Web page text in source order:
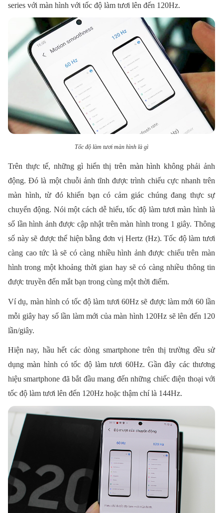
series với màn hình với tốc độ làm tươi lên đến 120Hz.
Tốc độ làm tươi màn hình là gì
Trên thực tế, những gì hiển thị trên màn hình không phải ảnh
động. Đó là một chuỗi ảnh tĩnh được trình chiếu cực nhanh trên
màn hình, từ đó khiến bạn có cảm giác chúng đang thực sự
chuyển động. Nói một cách dễ hiểu, tốc độ làm tươi màn hình là
số lần hình ảnh được cập nhật trên màn hình trong 1 giây. Thông
số này sẽ được thể hiện bằng đơn vị Hertz (Hz). Tốc độ làm tươi
càng cao tức là sẽ có càng nhiều hình ảnh được chiếu trên màn
hình trong một khoảng thời gian hay sẽ có càng nhiều thông tin
được truyền đến mắt bạn trong cùng một thời điểm.
Ví dụ, màn hình có tốc độ làm tươi 60Hz sẽ được làm mới 60 lần
mỗi giây hay số lần làm mới của màn hình 120Hz sẽ lên đến 120
lần/giây.
Hiện nay, hầu hết các dòng smartphone trên thị trường đều sử
dụng màn hình có tốc độ làm tươi 60Hz. Gần đây các thương
hiệu smartphone đã bắt đầu mang đến những chiếc điện thoại với
tốc độ làm tươi lên đến 120Hz hoặc thậm chí là 144Hz.